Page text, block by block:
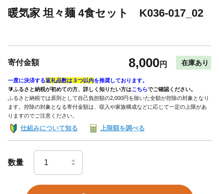
暖気家 坦々麺 4食セット K036-017_02
寄付金額 8,000円 在庫あり
一度に決済する返礼品数は３つ以内を推奨しております。
🔰ふるさと納税が初めての方、詳しく知りたい方はこちらでご確認ください。
ふるさと納税では原則として自己負担額の2,000円を除いた全額が控除の対象となり
ます。控除の対象となる寄付金額は、収入や家族構成などに応じて一定の上限があ
りますのでご注意ください。
仕組みについて知る 上限額を調べる
数量